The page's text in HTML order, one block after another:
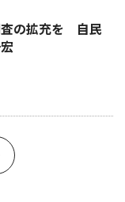
の拡充を 自民